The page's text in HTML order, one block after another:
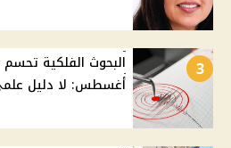
3
أغسطس: لا دليل